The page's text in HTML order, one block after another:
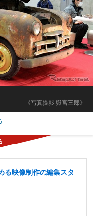
《写真撮影 嶽宮三郎》
る映像制作の編集スタ